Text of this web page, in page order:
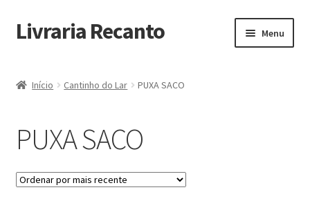
Pular
para
Pular
para
conteúdo
Livraria Recanto Menu
Finalidade do Bazar
Informações
Início Cantinho do Lar PUXA SACO
PUXA SACO